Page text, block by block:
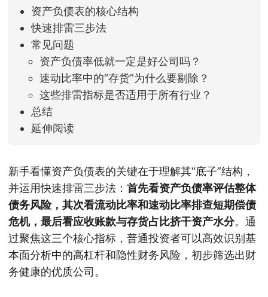
家感受到了春天般的暖风。指数涨了百点，交易额
回暖到2
资产负债表的核心结构
快速排雷三步法
常见问题
资产负债率低就一定是好公司吗？
速动比率中的“存货”为什么要剔除？
这些排雷指标是否适用于所有行业？
总结
延伸阅读
新手看懂资产负债表的关键在于理解其“底子”结构，
并运用快速排雷三步法： 首先看资产负债率评估整体
债务风险，其次看流动比率和速动比率排查短期偿债
危机，最后看应收账款与存货占比挤干资产水分。通
过聚焦这三个核心指标，普通投资者可以高效识别基
本面分析中的高杠杆和隐性财务风险，初步筛选出财
务健康的优质公司。